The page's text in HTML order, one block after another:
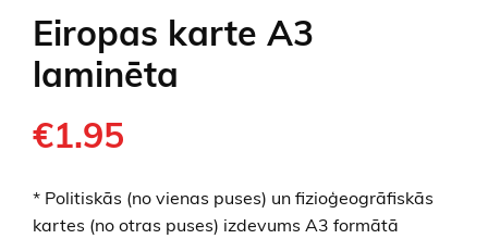
Eiropas karte A3
laminēta
€1.95
* Politiskās (no vienas puses) un fizioģeogrāfiskās
kartes (no otras puses) izdevums A3 formātā